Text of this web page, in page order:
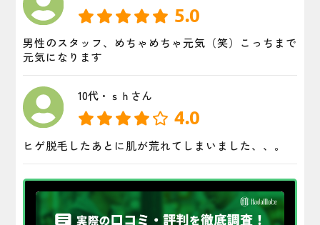
5.0
男性のスタッフ、めちゃめちゃ元気（笑）こっちまで
元気になります
10代・ｓｈさん
4.0
ヒゲ脱毛したあとに肌が荒れてしまいました、、。